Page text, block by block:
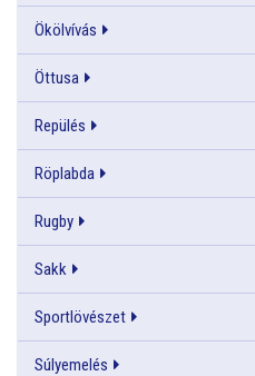
Ökölvívás
Öttusa
Repülés
Röplabda
Rugby
Sakk
Sportlövészet
Súlyemelés